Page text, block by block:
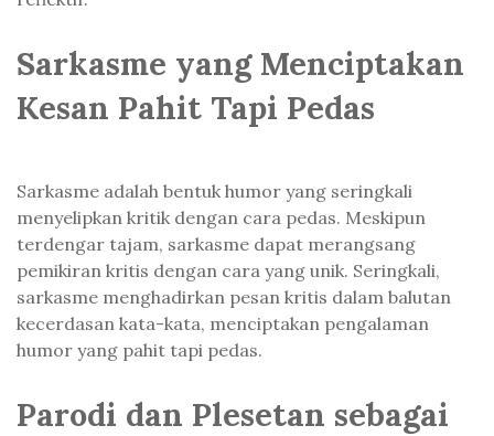
Sarkasme yang Menciptakan
Kesan Pahit Tapi Pedas
Sarkasme adalah bentuk humor yang seringkali
menyelipkan kritik dengan cara pedas. Meskipun
terdengar tajam, sarkasme dapat merangsang
pemikiran kritis dengan cara yang unik. Seringkali,
sarkasme menghadirkan pesan kritis dalam balutan
kecerdasan kata-kata, menciptakan pengalaman
humor yang pahit tapi pedas.
Parodi dan Plesetan sebagai